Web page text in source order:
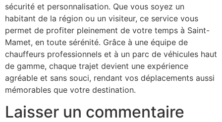
sécurité et personnalisation. Que vous soyez un
habitant de la région ou un visiteur, ce service vous
permet de profiter pleinement de votre temps à Saint-
Mamet, en toute sérénité. Grâce à une équipe de
chauffeurs professionnels et à un parc de véhicules haut
de gamme, chaque trajet devient une expérience
agréable et sans souci, rendant vos déplacements aussi
mémorables que votre destination.
Laisser un commentaire